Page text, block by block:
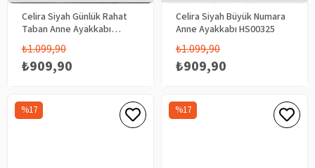
Celira Siyah Günlük Rahat
Taban Anne Ayakkabı
HS00326
₺909,90
₺1.099,90
Celira Siyah Büyük Numara
Anne Ayakkabı HS00325
₺909,90
₺1.099,90
%17 %17